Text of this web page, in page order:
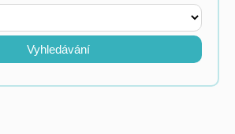
Vyhledávání